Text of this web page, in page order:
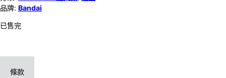
品牌: Bandai
已售完
條款